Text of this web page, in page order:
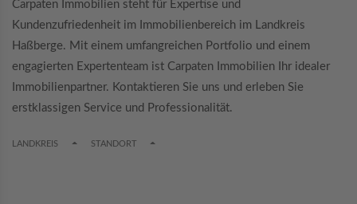
Carpaten Immobilien steht für Expertise und
Kundenzufriedenheit im Immobilienbereich im Landkreis
Haßberge. Mit einem umfangreichen Portfolio und einem
engagierten Expertenteam ist Carpaten Immobilien Ihr idealer
Immobilienpartner. Kontaktieren Sie uns und erleben Sie
erstklassigen Service und Professionalität.
LANDKREIS TOGGLE DROPDOWN
STANDORT TOGGLE DROPDOWN